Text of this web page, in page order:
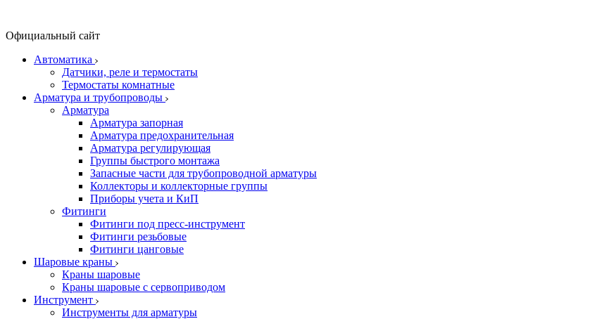
Официальный сайт
Автоматика
Датчики, реле и термостаты
Термостаты комнатные
Арматура и трубопроводы
Арматура
Арматура запорная
Арматура предохранительная
Арматура регулирующая
Группы быстрого монтажа
Запасные части для трубопроводной арматуры
Коллекторы и коллекторные группы
Приборы учета и КиП
Фитинги
Фитинги под пресс-инструмент
Фитинги резьбовые
Фитинги цанговые
Шаровые краны
Краны шаровые
Краны шаровые с сервоприводом
Инструмент
Инструменты для арматуры